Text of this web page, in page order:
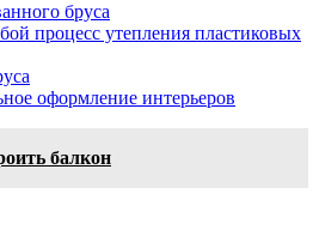
бруса
процесс утепления пластиковых
оформление интерьеров
балкон